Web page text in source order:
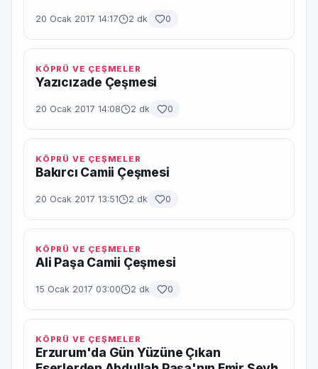
20 Ocak 2017 14:17 2 dk 0
KÖPRÜ VE ÇEŞMELER
Yazıcızade Çeşmesi
20 Ocak 2017 14:08 2 dk 0
KÖPRÜ VE ÇEŞMELER
Bakırcı Camii Çeşmesi
20 Ocak 2017 13:51 2 dk 0
KÖPRÜ VE ÇEŞMELER
Ali Paşa Camii Çeşmesi
15 Ocak 2017 03:00 2 dk 0
KÖPRÜ VE ÇEŞMELER
Erzurum'da Gün Yüzüne Çıkan